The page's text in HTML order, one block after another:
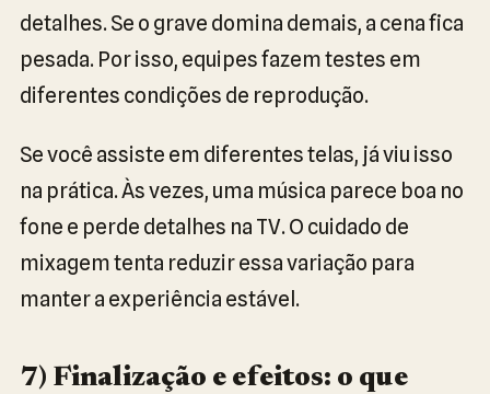
detalhes. Se o grave domina demais, a cena fica
pesada. Por isso, equipes fazem testes em
diferentes condições de reprodução.
Se você assiste em diferentes telas, já viu isso
na prática. Às vezes, uma música parece boa no
fone e perde detalhes na TV. O cuidado de
mixagem tenta reduzir essa variação para
manter a experiência estável.
7) Finalização e efeitos: o que